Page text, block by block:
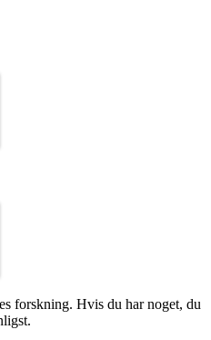
forskning. Hvis du har noget, du